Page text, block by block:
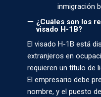
inmigración
¿Cuáles son los
visado H-1B?
El visado H-1B está
extranjeros en
requieren un título de
El empresario debe
nombre, y el puesto